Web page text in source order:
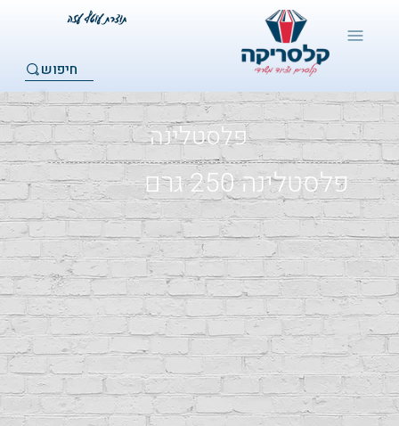
חיפוש
פלסטלינה
פלסטלינה 250 גרם